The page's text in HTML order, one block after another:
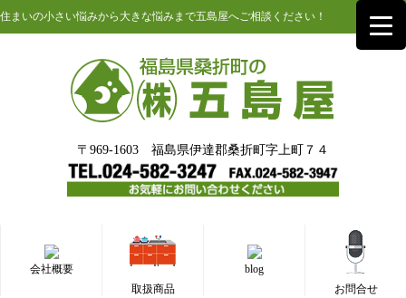
住まいの小さい悩みから大きな悩みまで五島屋へご相談ください！
〒969-1603 福島県伊達郡桑折町字上町７４
会社概要
取扱商品
blog
お問合せ